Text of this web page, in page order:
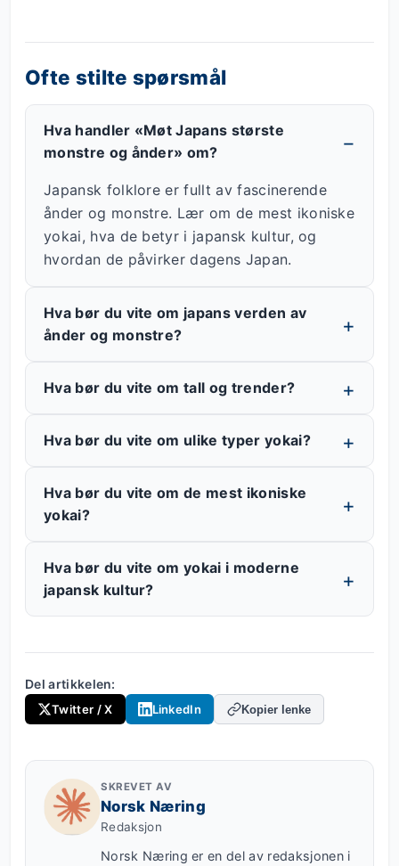
Ofte stilte spørsmål
Hva handler «Møt Japans største
monstre og ånder» om?
Japansk folklore er fullt av fascinerende
ånder og monstre. Lær om de mest ikoniske
yokai, hva de betyr i japansk kultur, og
hvordan de påvirker dagens Japan.
Hva bør du vite om japans verden av
ånder og monstre?
Hva bør du vite om tall og trender?
Hva bør du vite om ulike typer yokai?
Hva bør du vite om de mest ikoniske
yokai?
Hva bør du vite om yokai i moderne
japansk kultur?
Del artikkelen:
Twitter / X LinkedIn Kopier lenke
SKREVET AV
Norsk Næring
Redaksjon
Norsk Næring er en del av redaksjonen i